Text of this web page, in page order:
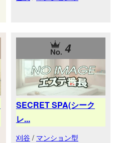
4
SECRET SPA(シーク
レ...
刈谷 / マンション型